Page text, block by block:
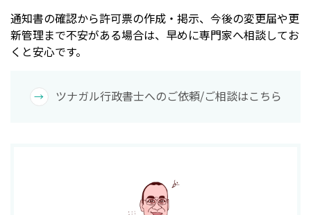
通知書の確認から許可票の作成・掲示、今後の変更届や更
新管理まで不安がある場合は、早めに専門家へ相談してお
くと安心です。
ツナガル行政書士へのご依頼/ご相談はこちら